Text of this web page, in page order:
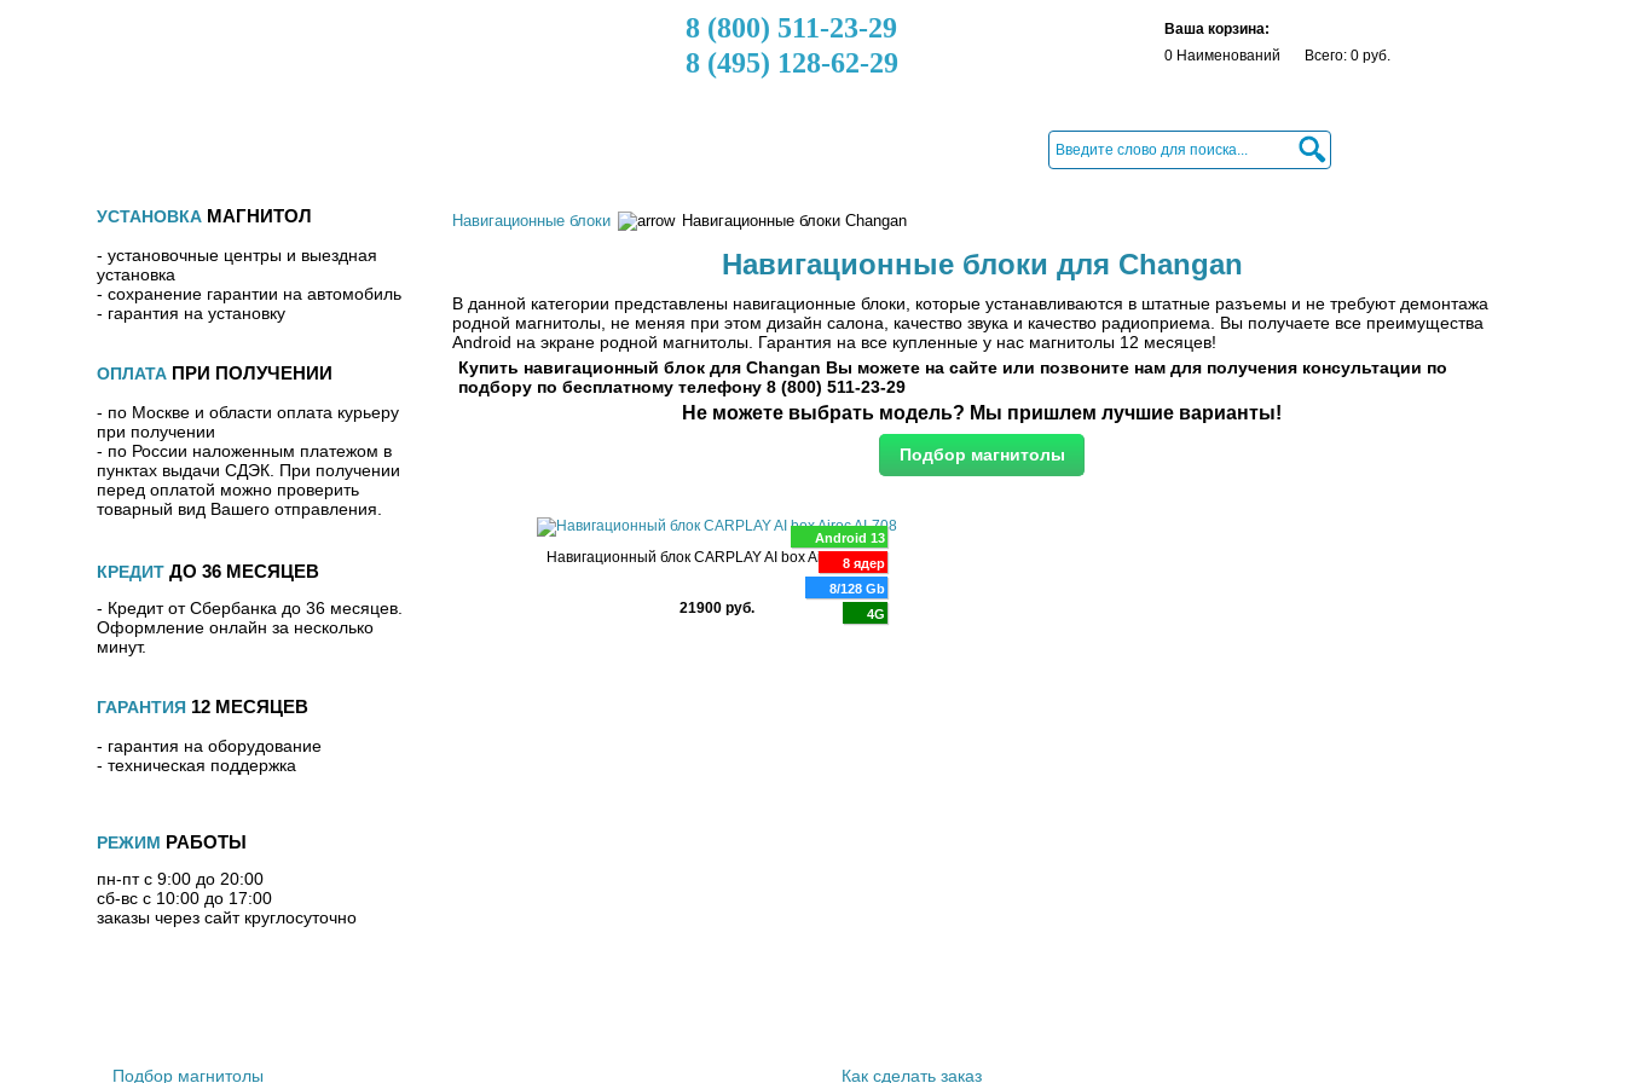
8 (800) 511-23-29
8 (495) 128-62-29
Ваша корзина:
0 Наименований
Всего: 0 руб.
УСТАНОВКА МАГНИТОЛ
- установочные центры и выездная
установка
- сохранение гарантии на автомобиль
- гарантия на установку
ОПЛАТА ПРИ ПОЛУЧЕНИИ
- по Москве и области оплата курьеру
при получении
- по России наложенным платежом в
пунктах выдачи СДЭК. При получении
перед оплатой можно проверить
товарный вид Вашего отправления.
КРЕДИТ ДО 36 МЕСЯЦЕВ
- Кредит от Сбербанка до 36 месяцев.
Оформление онлайн за несколько
минут.
ГАРАНТИЯ 12 МЕСЯЦЕВ
- гарантия на оборудование
- техническая поддержка
РЕЖИМ РАБОТЫ
пн-пт с 9:00 до 20:00
сб-вс с 10:00 до 17:00
заказы через сайт круглосуточно
Навигационные блоки Навигационные блоки Changan
Навигационные блоки для Changan
В данной категории представлены навигационные блоки, которые устанавливаются в штатные разъемы и не требуют демонтажа
родной магнитолы, не меняя при этом дизайн салона, качество звука и качество радиоприема. Вы получаете все преимущества
Android на экране родной магнитолы. Гарантия на все купленные у нас магнитолы 12 месяцев!
Купить навигационный блок для Changan Вы можете на сайте или позвоните нам для получения консультации по
подбору по бесплатному телефону 8 (800) 511-23-29
Не можете выбрать модель? Мы пришлем лучшие варианты!
Android 13
8 ядер
8/128 Gb
4G
Навигационный блок CARPLAY AI box Airoc AI-708
21900 руб.
Подбор магнитолы Как сделать заказ